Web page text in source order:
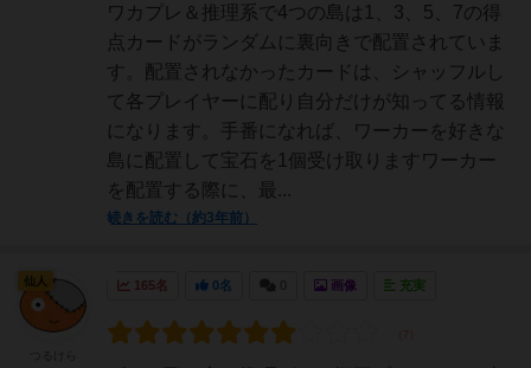
ワカプレ＆推理系で4つの島は1、3、5、7の得
点カードがランダムに裏向きで配置されていま
す。配置されなかったカードは、シャッフルし
て各プレイヤーに配り自分だけが知ってる情報
になります。手番になれば、ワーカーを好きな
島に配置して宝石を1個受け取りますワーカー
を配置する際に、最...
続きを読む（約3年前）
165名 0名 画像 充実
仙人